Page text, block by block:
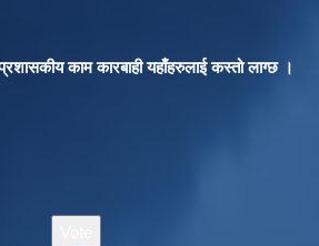
काम कारबाही यहाँहरुलाई कस्तो लाग्छ ।